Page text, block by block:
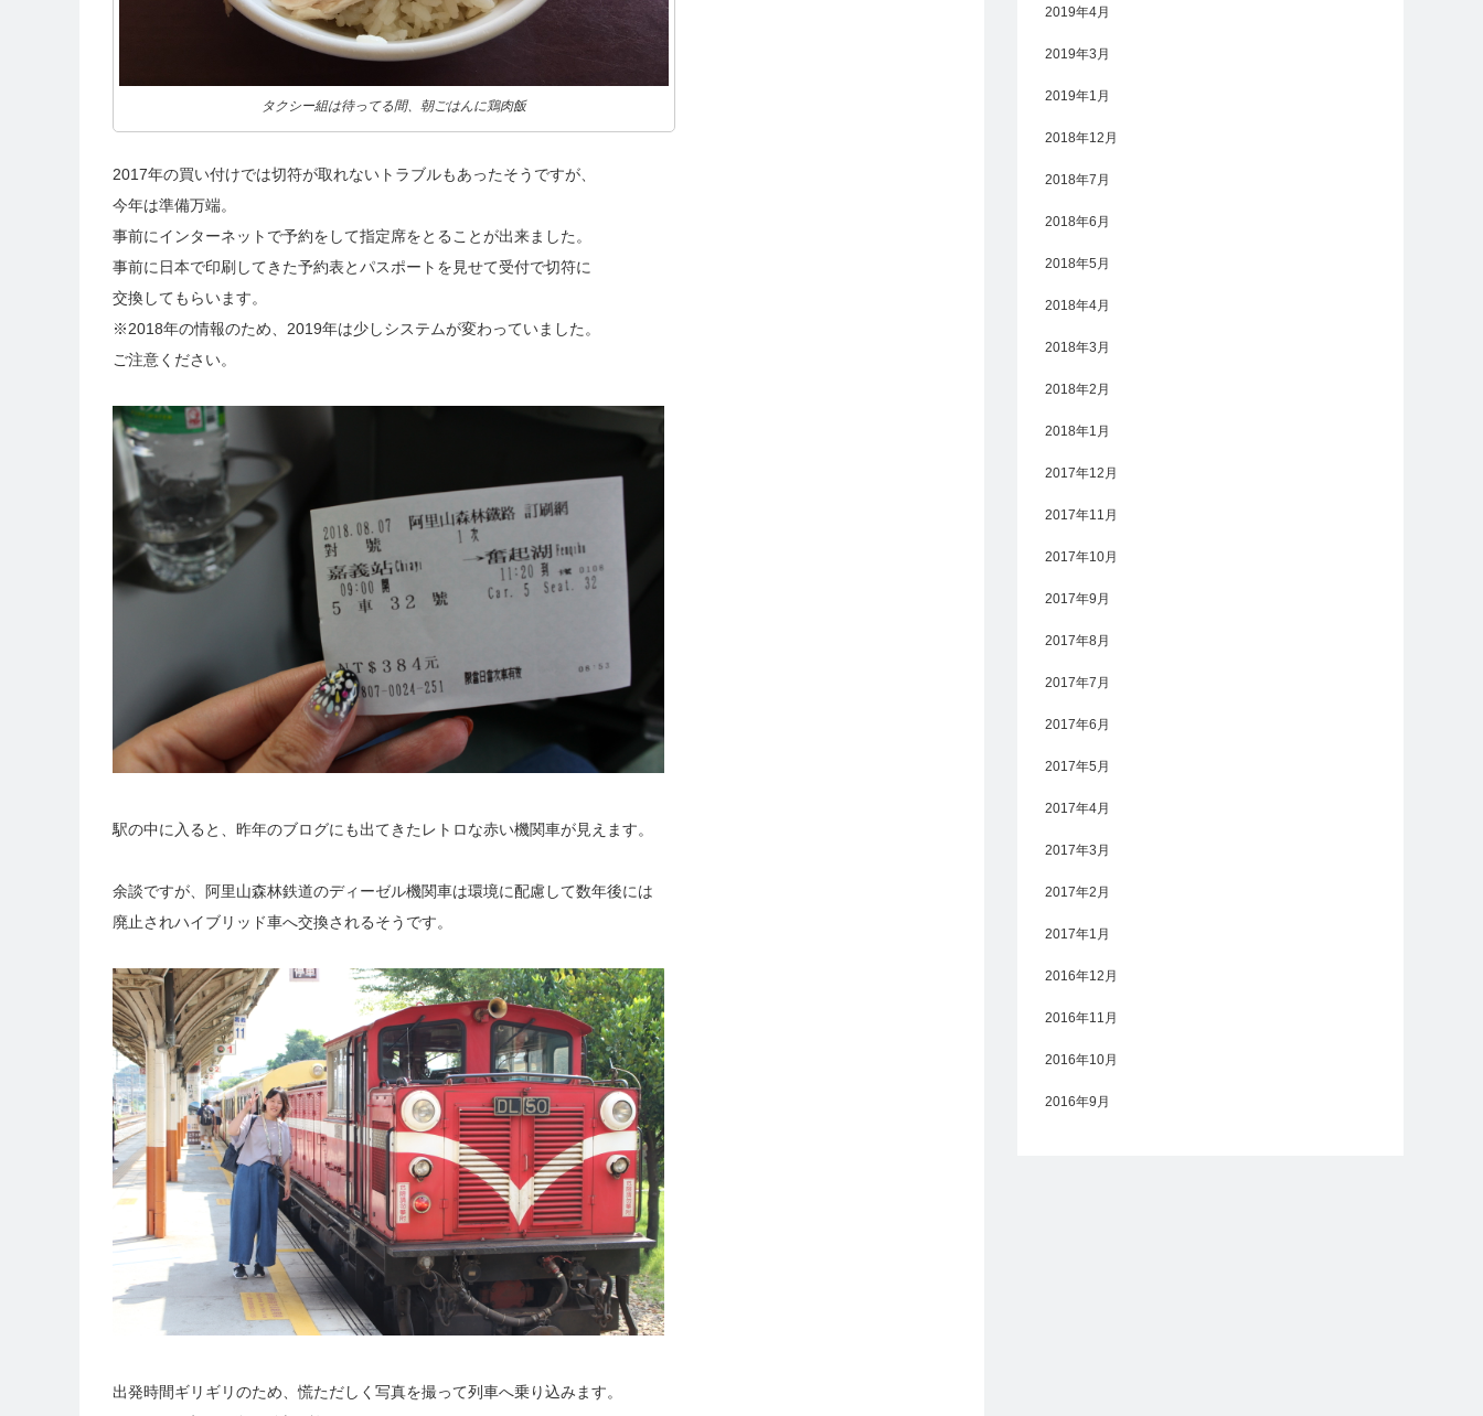
タクシー組は待ってる間、朝ごはんに鶏肉飯
2017年の買い付けでは切符が取れないトラブルもあったそうですが、
今年は準備万端。
事前にインターネットで予約をして指定席をとることが出来ました。
事前に日本で印刷してきた予約表とパスポートを見せて受付で切符に
交換してもらいます。
※2018年の情報のため、2019年は少しシステムが変わっていました。
ご注意ください。
駅の中に入ると、昨年のブログにも出てきたレトロな赤い機関車が見えます。
余談ですが、阿里山森林鉄道のディーゼル機関車は環境に配慮して数年後には
廃止されハイブリッド車へ交換されるそうです。
出発時間ギリギリのため、慌ただしく写真を撮って列車へ乗り込みます。
2019年4月
2019年3月
2019年1月
2018年12月
2018年7月
2018年6月
2018年5月
2018年4月
2018年3月
2018年2月
2018年1月
2017年12月
2017年11月
2017年10月
2017年9月
2017年8月
2017年7月
2017年6月
2017年5月
2017年4月
2017年3月
2017年2月
2017年1月
2016年12月
2016年11月
2016年10月
2016年9月